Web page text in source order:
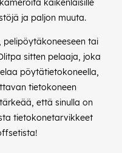
kaikenlaisille
ja paljon muuta.
tai
sitten pelaaja, joka
pöytätietokoneella,
tietokoneen
että sinulla on
tietokonetarvikkeet